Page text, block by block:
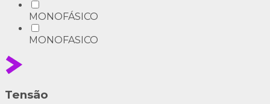
MONOFÁSICO
MONOFASICO
Tensão